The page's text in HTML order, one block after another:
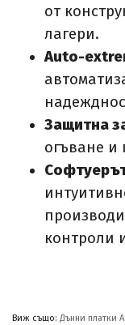
от
лагери.
Auto-
Защитна
огъване и
контроли
Виж също: Дънни платки